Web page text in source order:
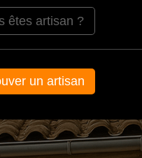
êtes artisan ?
un artisan